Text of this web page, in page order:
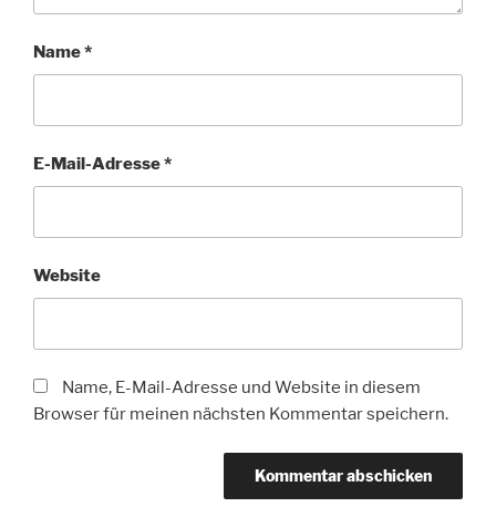
Name*
E-Mail-Adresse*
Website
Name, E-Mail-Adresse und Website in diesem
Browser für meinen nächsten Kommentar speichern.